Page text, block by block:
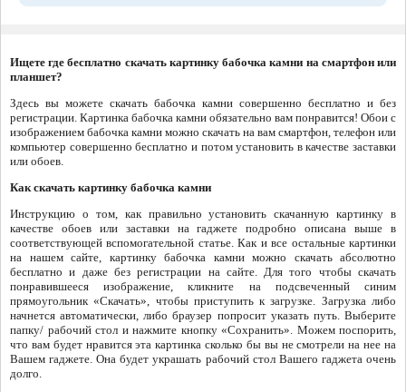
Ищете где бесплатно скачать картинку бабочка камни на смартфон или
планшет?
Здесь вы можете скачать бабочка камни совершенно бесплатно и без
регистрации. Картинка бабочка камни обязательно вам понравится! Обои с
изображением бабочка камни можно скачать на вам смартфон, телефон или
компьютер совершенно бесплатно и потом установить в качестве заставки
или обоев.
Как скачать картинку бабочка камни
Инструкцию о том, как правильно установить скачанную картинку в
качестве обоев или заставки на гаджете подробно описана выше в
соответствующей вспомогательной статье. Как и все остальные картинки
на нашем сайте, картинку бабочка камни можно скачать абсолютно
бесплатно и даже без регистрации на сайте. Для того чтобы скачать
понравившееся изображение, кликните на подсвеченный синим
прямоугольник «Скачать», чтобы приступить к загрузке. Загрузка либо
начнется автоматически, либо браузер попросит указать путь. Выберите
папку/ рабочий стол и нажмите кнопку «Сохранить». Можем поспорить,
что вам будет нравится эта картинка сколько бы вы не смотрели на нее на
Вашем гаджете. Она будет украшать рабочий стол Вашего гаджета очень
долго.